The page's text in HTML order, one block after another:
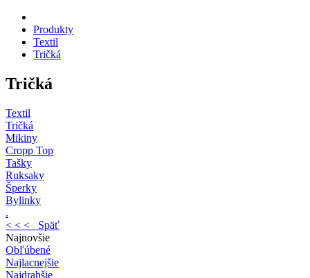
Produkty
Textil
Tričká
Tričká
Textil
Tričká
Mikiny
Cropp Top
Tašky
Ruksaky
Šperky
Bylinky
.
< < < Späť
Najnovšie
Obľúbené
Najlacnejšie
Najdrahšie